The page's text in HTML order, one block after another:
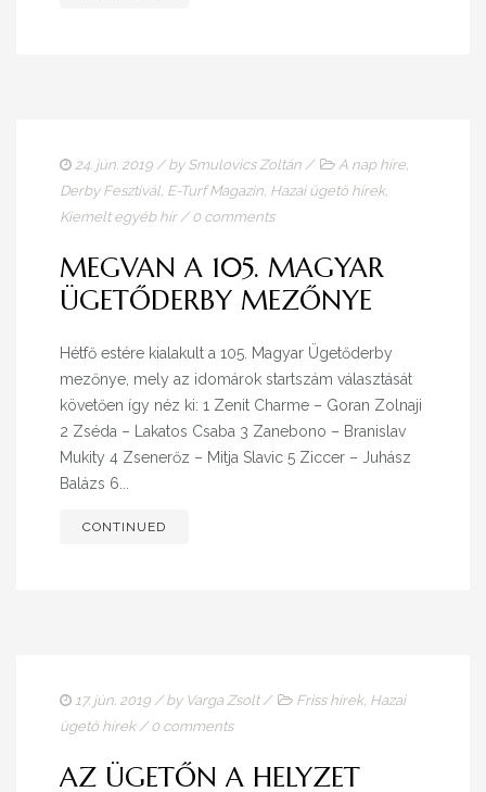
24. jún. 2019 / by Smulovics Zoltán / A nap híre,
Derby Fesztivál, E-Turf Magazin, Hazai ügető hírek,
Kiemelt egyéb hír/ 0 comments
MEGVAN A 105. MAGYAR
ÜGETŐDERBY MEZŐNYE
Hétfő estére kialakult a 105. Magyar Ügetőderby
mezőnye, mely az idomárok startszám választását
követően így néz ki: 1 Zenit Charme – Goran Zolnaji
2 Zséda – Lakatos Csaba 3 Zanebono – Branislav
Mukity 4 Zsenerőz – Mitja Slavic 5 Ziccer – Juhász
Balázs 6...
CONTINUED
17. jún. 2019 / by Varga Zsolt/ Friss hírek, Hazai
ügető hírek/ 0 comments
AZ ÜGETŐN A HELYZET